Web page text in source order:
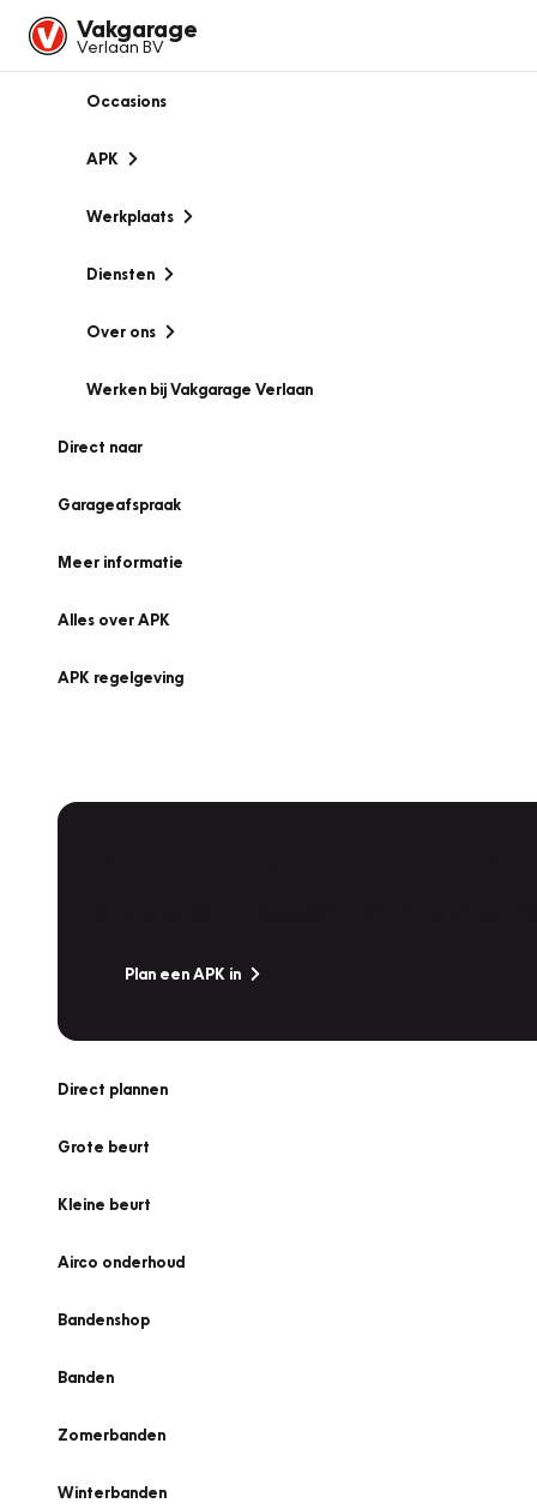
Vakgarage
Verlaan BV
Occasions
APK
Werkplaats
Diensten
Over ons
Werken bij Vakgarage Verlaan
Direct naar
Garageafspraak
Meer informatie
Alles over APK
APK regelgeving
Plan een APK in
Direct plannen
Grote beurt
Kleine beurt
Airco onderhoud
Bandenshop
Banden
Zomerbanden
Winterbanden